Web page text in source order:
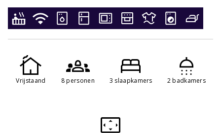
Vrijstaand 8 personen 3 slaapkamers 2 badkamers